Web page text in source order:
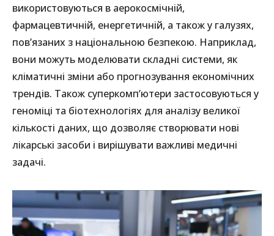
використовуються в аерокосмічній,
фармацевтичній, енергетичній, а також у галузях,
пов’язаних з національною безпекою. Наприклад,
вони можуть моделювати складні системи, як
кліматичні зміни або прогнозування економічних
трендів. Також суперкомп’ютери застосовуються у
геноміці та біотехнологіях для аналізу великої
кількості даних, що дозволяє створювати нові
лікарські засоби і вирішувати важливі медичні
задачі.